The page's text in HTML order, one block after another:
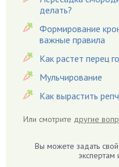
Гардения
Гацания
Гвоздики
Георгины
Герань
Гиацинт
Гиппеаструм
делать?
Формирование
важные правила
Как растет перец
Мульчирование
Как вырастить
Или смотрите другие
Вы можете задать
экспертам